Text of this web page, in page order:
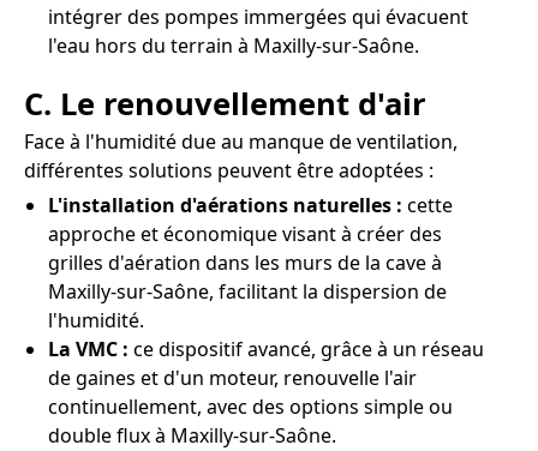
intégrer des pompes immergées qui évacuent
l'eau hors du terrain à Maxilly-sur-Saône.
C. Le renouvellement d'air
Face à l'humidité due au manque de ventilation,
différentes solutions peuvent être adoptées :
L'installation d'aérations naturelles : cette
approche et économique visant à créer des
grilles d'aération dans les murs de la cave à
Maxilly-sur-Saône, facilitant la dispersion de
l'humidité.
La VMC : ce dispositif avancé, grâce à un réseau
de gaines et d'un moteur, renouvelle l'air
continuellement, avec des options simple ou
double flux à Maxilly-sur-Saône.